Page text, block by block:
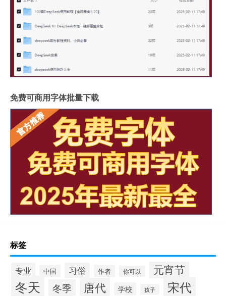
免费可商用字体批量下载
标签
专业 中国 习俗 作者 你可以 元宵节
冬天 冬季 唐代 学校 孩子 宋代